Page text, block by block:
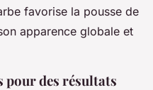
favorise la pousse de
apparence globale et
pour des résultats